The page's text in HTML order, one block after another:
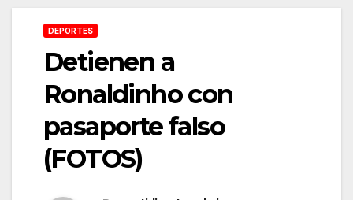
DEPORTES
Detienen a
Ronaldinho con
pasaporte falso
(FOTOS)